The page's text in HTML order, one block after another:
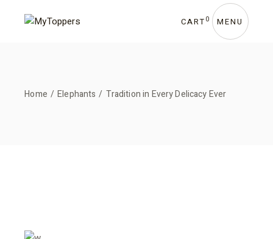
CART 0 MENU
Home Elephants Tradition in Every Delicacy Ever